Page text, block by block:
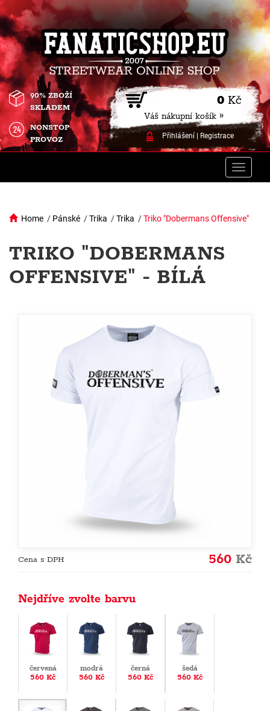
0 Kč
Váš nákupní košík »
Přihlášení| Registrace
90% ZBOŽÍ
SKLADEM
NONSTOP
PROVOZ
Toggle
Home / Pánské /Trika /Trika /Triko "Dobermans Offensive"
TRIKO "DOBERMANS
OFFENSIVE" - BÍLÁ
Cena s DPH 560 Kč
Nejdříve zvolte barvu
červená
560 Kč
modrá
560 Kč
černá
560 Kč
šedá
560 Kč